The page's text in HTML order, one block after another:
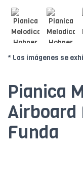
* Las imágenes se
Pianica
Airboard
Funda